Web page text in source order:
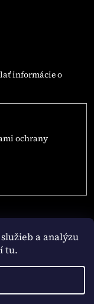
a analýzu
tu.
informácie o
ochrany